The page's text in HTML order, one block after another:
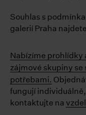
Souhlas s
galerií Praha najdete
Nabízíme prohlídky
zájmové skupiny
potřebami.
fungují
kontaktujte na